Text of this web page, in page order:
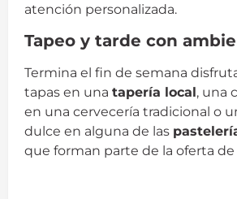
atención personalizada.
Tapeo y tarde con
Termina el fin de semana
tapas en una tapería local, una
en una cervecería tradicional o
dulce en alguna de las
que forman parte de la oferta de